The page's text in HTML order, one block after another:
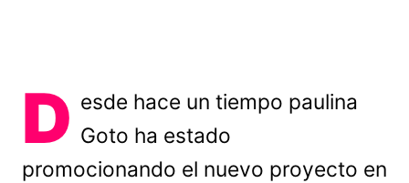
D esde hace un tiempo paulina
Goto ha estado
promocionando el nuevo proyecto en